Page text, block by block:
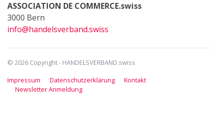
ASSOCIATION DE COMMERCE.swiss
3000 Bern
info@handelsverband.swiss
© 2026 Copyright - HANDELSVERBAND.swiss
Impressum
Datenschutzerklärung
Kontakt
Newsletter Anmeldung